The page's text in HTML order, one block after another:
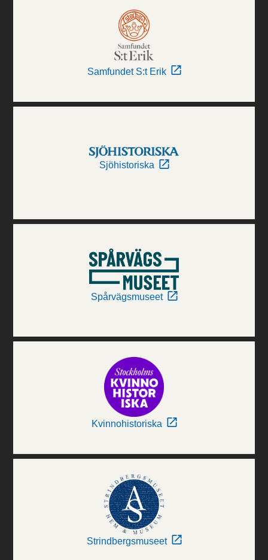
Samfundet S:t Erik
Sjöhistoriska
Spårvägsmuseet
Kvinnohistoriska
Strindbergsmuseet